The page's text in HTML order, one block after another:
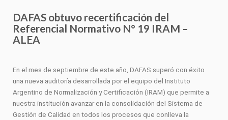
DAFAS obtuvo recertificación del
Referencial Normativo N° 19 IRAM –
ALEA
En el mes de septiembre de este año, DAFAS superó con éxito
una nueva auditoría desarrollada por el equipo del Instituto
Argentino de Normalización y Certificación (IRAM) que permite a
nuestra institución avanzar en la consolidación del Sistema de
Gestión de Calidad en todos los procesos que conlleva la